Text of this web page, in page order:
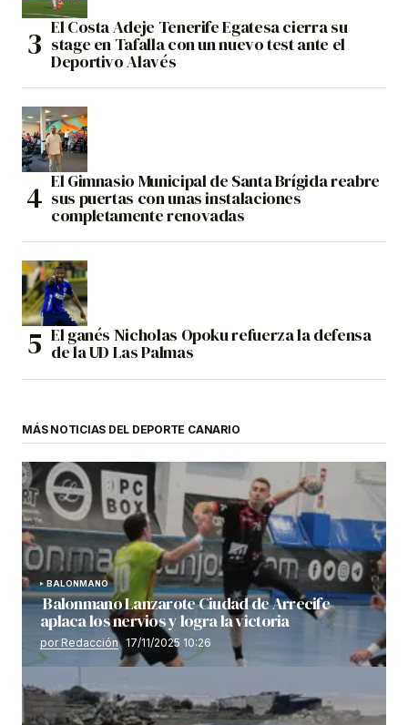
El Costa Adeje Tenerife Egatesa cierra su
stage en Tafalla con un nuevo test ante el
Deportivo Alavés
El Gimnasio Municipal de Santa Brígida reabre
sus puertas con unas instalaciones
completamente renovadas
El ganés Nicholas Opoku refuerza la defensa
de la UD Las Palmas
MÁS NOTICIAS DEL DEPORTE CANARIO
BALONMANO
Balonmano Lanzarote Ciudad de Arrecife
aplaca los nervios y logra la victoria
por Redacción 17/11/2025 10:26